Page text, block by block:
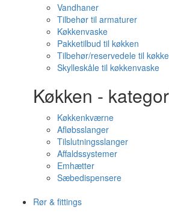
Vandhaner
Tilbehør til armaturer
Køkkenvaske
Pakketilbud til køkken
Tilbehør/reservedele til
Skylleskåle til køkkenvaske
Køkken -
Køkkenkværne
Afløbsslanger
Tilslutningsslanger
Affaldssystemer
Emhætter
Sæbedispensere
Rør & fittings